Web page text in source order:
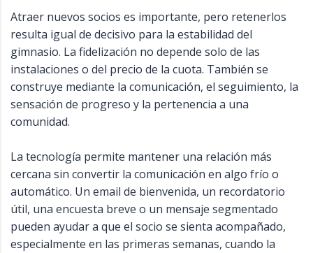
Atraer nuevos socios es importante, pero retenerlos
resulta igual de decisivo para la estabilidad del
gimnasio. La fidelización no depende solo de las
instalaciones o del precio de la cuota. También se
construye mediante la comunicación, el seguimiento, la
sensación de progreso y la pertenencia a una
comunidad.
La tecnología permite mantener una relación más
cercana sin convertir la comunicación en algo frío o
automático. Un email de bienvenida, un recordatorio
útil, una encuesta breve o un mensaje segmentado
pueden ayudar a que el socio se sienta acompañado,
especialmente en las primeras semanas, cuando la